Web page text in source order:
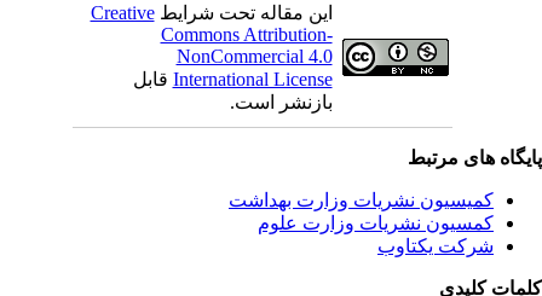
این مقاله تحت شرایطCreative
Commons Attribution-
NonCommercial 4.0
International Licenseقابل
بازنشر است.
های مرتبط
کمیسیون نشریات وزارت بهداشت
کمسیون نشریات وزارت علوم
شرکت یکتاوب
کلیدی